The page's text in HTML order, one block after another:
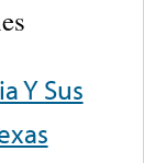
Y Sus